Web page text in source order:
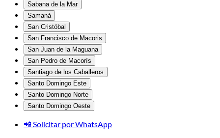
Sabana de la Mar
Samaná
San Cristóbal
San Francisco de Macoris
San Juan de la Maguana
San Pedro de Macorís
Santiago de los Caballeros
Santo Domingo Este
Santo Domingo Norte
Santo Domingo Oeste
📲 Solicitar por WhatsApp